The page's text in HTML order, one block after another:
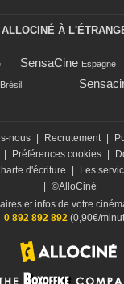
ALLOCINÉ À
SensaCine Espagne
Brésil
nous Recrutement
Préférences cookies
d'écriture Les
©AlloCiné
et infos de votre
0 892 892 892(0,90€/